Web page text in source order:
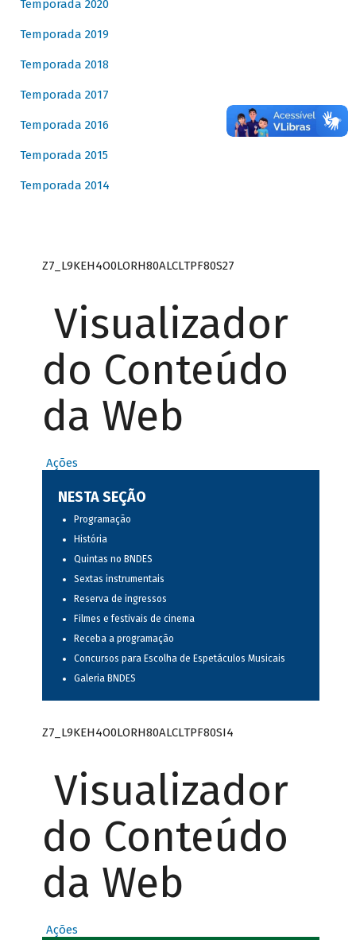
Temporada 2020
Temporada 2019
Temporada 2018
Temporada 2017
Temporada 2016
Temporada 2015
Temporada 2014
Z7_L9KEH4O0LORH80ALCLTPF80S27
Visualizador
do Conteúdo
da Web
Ações
NESTA SEÇÃO
Programação
História
Quintas no BNDES
Sextas instrumentais
Reserva de ingressos
Filmes e festivais de cinema
Receba a programação
Concursos para Escolha de Espetáculos Musicais
Galeria BNDES
Z7_L9KEH4O0LORH80ALCLTPF80SI4
Visualizador
do Conteúdo
da Web
Ações